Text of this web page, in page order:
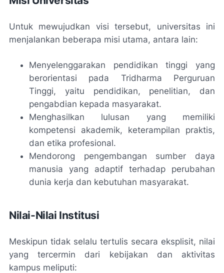
Untuk mewujudkan visi tersebut, universitas ini
menjalankan beberapa misi utama, antara lain:
Menyelenggarakan pendidikan tinggi yang
berorientasi pada Tridharma Perguruan
Tinggi, yaitu pendidikan, penelitian, dan
pengabdian kepada masyarakat.
Menghasilkan lulusan yang memiliki
kompetensi akademik, keterampilan praktis,
dan etika profesional.
Mendorong pengembangan sumber daya
manusia yang adaptif terhadap perubahan
dunia kerja dan kebutuhan masyarakat.
Nilai-Nilai Institusi
Meskipun tidak selalu tertulis secara eksplisit, nilai
yang tercermin dari kebijakan dan aktivitas
kampus meliputi: